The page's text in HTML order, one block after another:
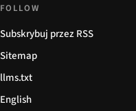
FOLLOW
Subskrybuj przez RSS
Sitemap
llms.txt
English